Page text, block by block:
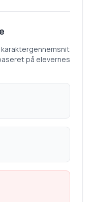
på elevernes